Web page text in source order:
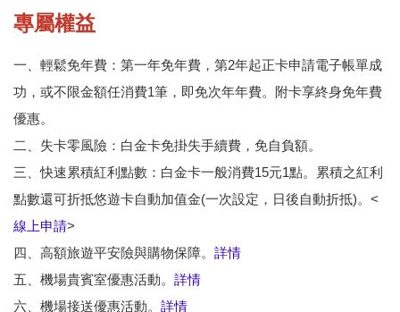
專屬權益
一、輕鬆免年費：第一年免年費，第2年起正卡申請電子帳單成
功，或不限金額任消費1筆，即免次年年費。附卡享終身免年費
優惠。
二、失卡零風險：白金卡免掛失手續費，免自負額。
三、快速累積紅利點數：白金卡一般消費15元1點。累積之紅利
點數還可折抵悠遊卡自動加值金(一次設定，日後自動折抵)。<
線上申請>
四、高額旅遊平安險與購物保障。 詳情
五、機場貴賓室優惠活動。 詳情
六、機場接送優惠活動。 詳情